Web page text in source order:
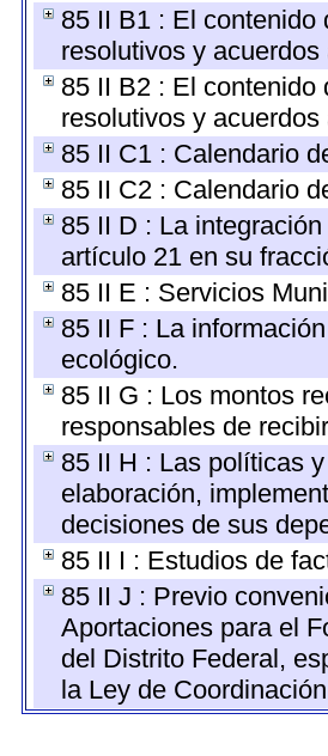
85 II B1 : El contenido
resolutivos y
85 II B2 : El contenido
resolutivos y
85 II C1 : Calendario
85 II C2 : Calendario
85 II D : La
artículo 21 en su
85 II E : Servicios
85 II F : La
ecológico.
85 II G : Los montos
responsables de
85 II H : Las políticas
elaboración,
decisiones de sus
85 II I : Estudios de
85 II J : Previo
Aportaciones para el
del Distrito Federal,
la Ley de